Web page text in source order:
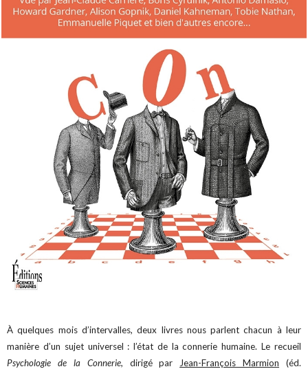
À quelques mois d’intervalles, deux livres nous parlent chacun à leur
manière d’un sujet universel : l’état de la connerie humaine. Le recueil
Psychologie de la Connerie, dirigé par Jean-François Marmion (éd.